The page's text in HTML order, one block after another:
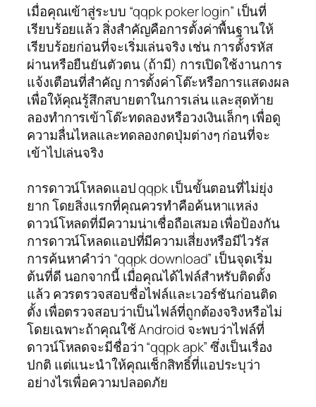
เมื่อคุณเข้าสู่ระบบ “qqpk poker login” เป็นที่
เรียบร้อยแล้ว สิ่งสำคัญคือการตั้งค่าพื้นฐานให้
เรียบร้อยก่อนที่จะเริ่มเล่นจริง เช่น การตั้งรหัส
ผ่านหรือยืนยันตัวตน (ถ้ามี) การเปิดใช้งานการ
แจ้งเตือนที่สำคัญ การตั้งค่าโต๊ะหรือการแสดงผล
เพื่อให้คุณรู้สึกสบายตาในการเล่น และสุดท้าย
ลองทำการเข้าโต๊ะทดลองหรือวงเงินเล็กๆ เพื่อดู
ความลื่นไหลและทดลองกดปุ่มต่างๆ ก่อนที่จะ
เข้าไปเล่นจริง
การดาวน์โหลดแอป qqpk เป็นขั้นตอนที่ไม่ยุ่ง
ยาก โดยสิ่งแรกที่คุณควรทำคือค้นหาแหล่ง
ดาวน์โหลดที่มีความน่าเชื่อถือเสมอ เพื่อป้องกัน
การดาวน์โหลดแอปที่มีความเสี่ยงหรือมีไวรัส
การค้นหาคำว่า “qqpk download” เป็นจุดเริ่ม
ต้นที่ดี นอกจากนี้ เมื่อคุณได้ไฟล์สำหรับติดตั้ง
แล้ว ควรตรวจสอบชื่อไฟล์และเวอร์ชันก่อนติด
ตั้ง เพื่อตรวจสอบว่าเป็นไฟล์ที่ถูกต้องจริงหรือไม่
โดยเฉพาะถ้าคุณใช้ Android จะพบว่าไฟล์ที่
ดาวน์โหลดจะมีชื่อว่า “qqpk apk” ซึ่งเป็นเรื่อง
ปกติ แต่แนะนำให้คุณเช็กสิทธิ์ที่แอประบุว่า
อย่างไรเพื่อความปลอดภัย